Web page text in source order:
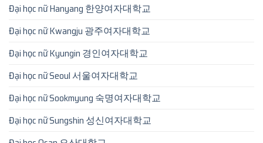
Đại học nữ Hanyang 한양여자대학교
Đại học nữ Kwangju 광주여자대학교
Đại học nữ Kyungin 경인여자대학교
Đại học nữ Seoul 서울여자대학교
Đại học nữ Sookmyung 숙명여자대학교
Đại học nữ Sungshin 성신여자대학교